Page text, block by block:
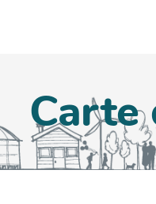
Carte